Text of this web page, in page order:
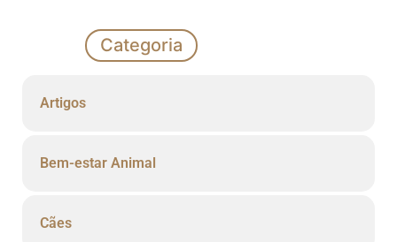
Categoria
Artigos
Bem-estar Animal
Cães